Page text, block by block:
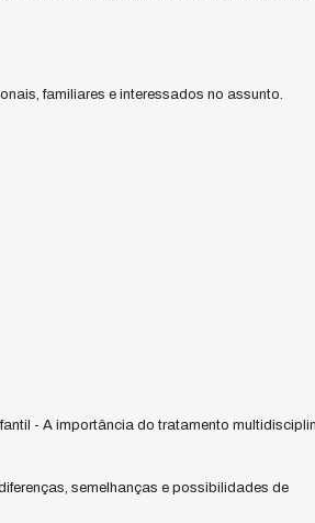
familiares e interessados no assunto.
- A importância do tratamento
semelhanças e possibilidades de